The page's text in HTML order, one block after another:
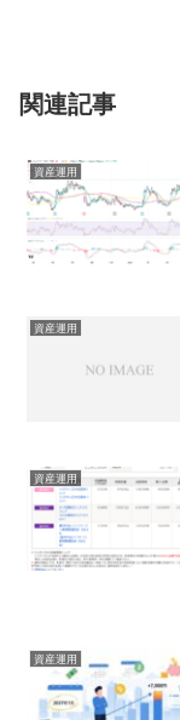
関連記事
資産運用
資産運用
資産運用
資産運用